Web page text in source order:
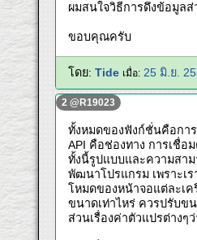
ผมสนใจวิธีการดึงข้อมูล
ขอบคุณครับ
โดย: Tide เมื่อ: 25 มิ.ย.
2 @R19023
ทั้งหมดของฟังก์ชั่นคือการ
API คือช่องทาง การเชื่อ
ทั้งนี้รูปแบบและความสาม
พัฒนาโปรแกรม เพราะเ
โหมดของหน้าจอแต่ละเค
ขนาดเท่าไหร่ ควรปรับข
ส่วนเรื่องค่าตัวแปรต่างๆ